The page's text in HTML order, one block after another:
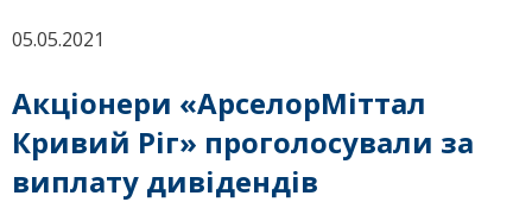
05.05.2021
Акціонери «АрселорМіттал
Кривий Ріг» проголосували за
виплату дивідендів